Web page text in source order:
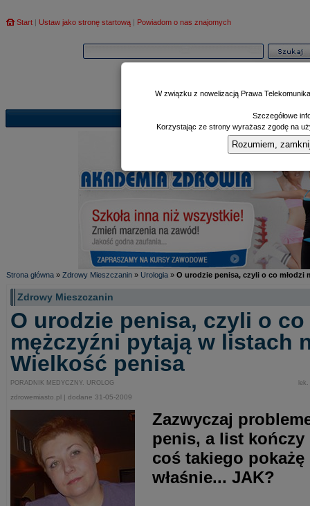
Start | Ustaw jako stronę startową | Powiadom o nas znajomych
Poczekalnia|
Strona główna » Zdrowy Mieszczanin » Urologia » O urodzie penisa, czyli o co młodzi
Zdrowy Mieszczanin
O urodzie penisa, czyli o co
mężczyźni pytają w listach
Wielkość penisa
PORADNIK MEDYCZNY. UROLOG
zdrowemiasto.pl | dodane 31-05-2009
Zazwyczaj
penis, a list kończy
coś takiego
właśnie... JAK?
W związku z nowelizacją Prawa
Szczegółowe
Korzystając ze strony wyrażasz zgodę na
Rozumiem,